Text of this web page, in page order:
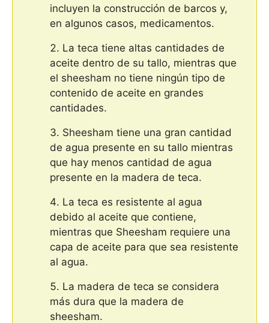
incluyen la construcción de barcos y,
en algunos casos, medicamentos.
La teca tiene altas cantidades de
aceite dentro de su tallo, mientras que
el sheesham no tiene ningún tipo de
contenido de aceite en grandes
cantidades.
Sheesham tiene una gran cantidad
de agua presente en su tallo mientras
que hay menos cantidad de agua
presente en la madera de teca.
La teca es resistente al agua
debido al aceite que contiene,
mientras que Sheesham requiere una
capa de aceite para que sea resistente
al agua.
La madera de teca se considera
más dura que la madera de
sheesham.